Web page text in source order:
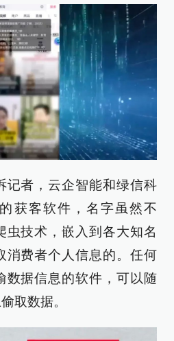
记者，云企智能和绿信科
获客软件，名字虽然不
虫技术，嵌入到各大知名
消费者个人信息的。任何
数据信息的软件，可以随
取数据。